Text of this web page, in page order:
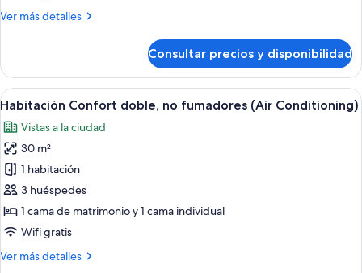
doble
individuales,
no
fumadores
(Air
Conditioning)
Ver más detalles
Más
Confort
con
1
doble
o
2
individuales,
no
fumadores
(Air
Conditioning)
Consultar precios y disponibilidad
Abrir
todas
las
fotos
de
Habitación
Confort
doble,
fumadores
Ropa de cama de alta calidad,
13
Habitación Confort doble, no fumadores (Air Conditioning)
Vistas a la ciudad
30 m²
1 habitación
3 huéspedes
1 cama de matrimonio y 1 cama individual
Wifi gratis
Ver más detalles
Más